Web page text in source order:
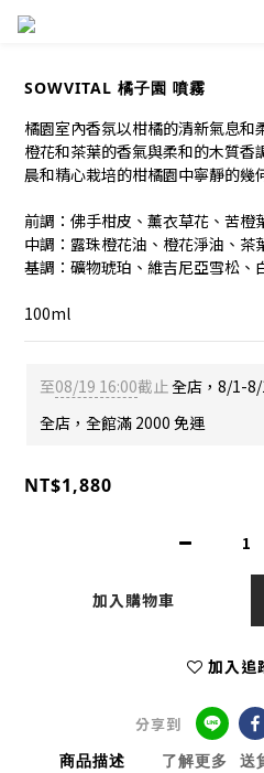
SOWVITAL 橘子園 噴霧
橘園室內香氛以柑橘的清新氣息和
橙花和茶葉的香氣與柔和的木質
晨和精心栽培的柑橘園中寧靜的幾
前調：佛手柑皮、薰衣草花、苦橙
中調：露珠橙花油、橙花淨油、茶
基調：礦物琥珀、維吉尼亞雪松、
100ml
至08/19 16:00截止全店，8/1-
全店，全館滿 2000 免運
NT$1,880
加入購物車
加入追
分享到
商品描述
了解更多 送